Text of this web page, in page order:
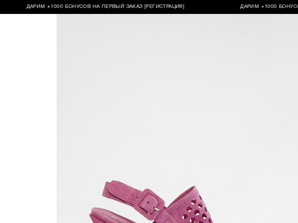
ДАРИМ +1000 БОНУСОВ НА ПЕРВЫЙ ЗАКАЗ [РЕГИСТРАЦИЯ] ДАРИМ +1000 БОНУСОВ НА